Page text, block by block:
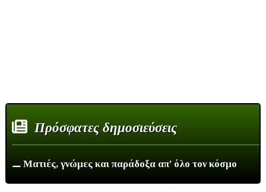
Πρόσφατες δημοσιεύσεις
⚊ Ματιές, γνώμες και παράδοξα απ’ όλο τον κόσμο